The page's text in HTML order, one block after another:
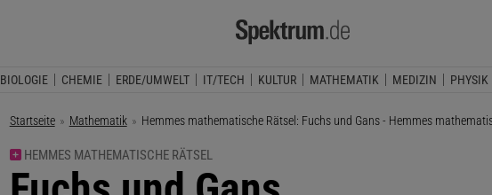
BIOLOGIE CHEMIE ERDE/UMWELT IT/TECH KULTUR MATHEMATIK MEDIZIN PHYSIK
Startseite Mathematik Aktuelle Seite:
Hemmes mathematische Rätsel: Fuchs und Gans - Hemmes
HEMMES MATHEMATISCHE RÄTSEL